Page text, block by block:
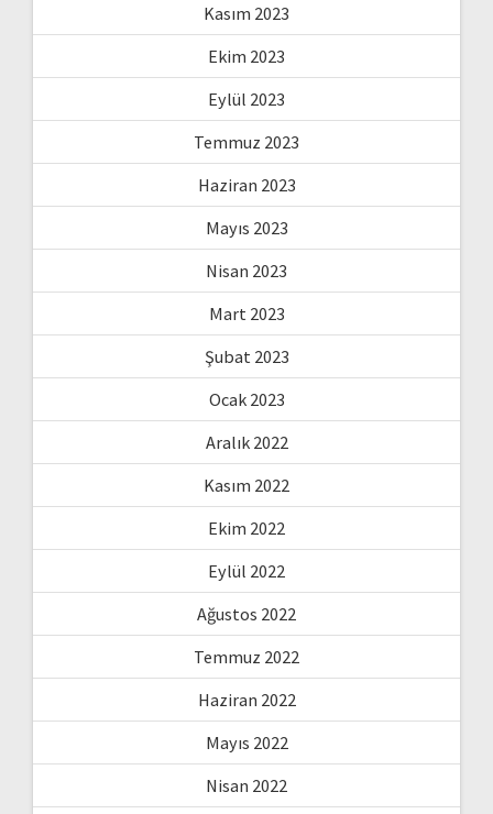
Kasım 2023
Ekim 2023
Eylül 2023
Temmuz 2023
Haziran 2023
Mayıs 2023
Nisan 2023
Mart 2023
Şubat 2023
Ocak 2023
Aralık 2022
Kasım 2022
Ekim 2022
Eylül 2022
Ağustos 2022
Temmuz 2022
Haziran 2022
Mayıs 2022
Nisan 2022